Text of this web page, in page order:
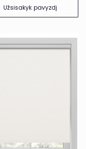
Užsisakyk pavyzdį